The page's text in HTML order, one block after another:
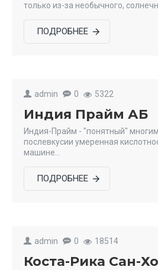
только из-за необычного,
ПОДРОБНЕЕ
admin 0 5322
Индия Прайм АБ
Индия-Прайм - "понятный"
послевкусии умеренная
машине...
ПОДРОБНЕЕ
admin 0 18514
Коста-Рика Сан-